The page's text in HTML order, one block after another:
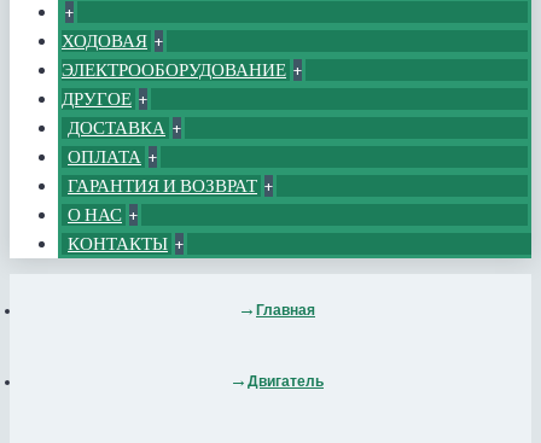
+
ХОДОВАЯ +
ЭЛЕКТРООБОРУДОВАНИЕ +
ДРУГОЕ +
ДОСТАВКА +
ОПЛАТА +
ГАРАНТИЯ И ВОЗВРАТ +
О НАС +
КОНТАКТЫ +
Главная
Двигатель